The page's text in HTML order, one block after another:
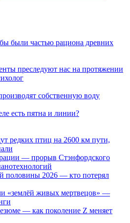
были частью рациона древних
преследуют нас на протяжении
собственную воду
есть пятна и линии?
редких птиц на 2600 км пути,
— прорыв Стэнфордского
половины 2026 — кто потерял
«землёй живых мертвецов» —
— как поколение Z меняет